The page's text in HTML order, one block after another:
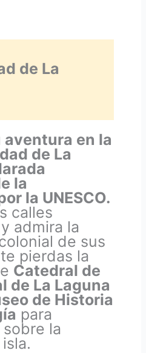
de La
en la
de La
la
la UNESCO.
calles
admira la
de sus
pierdas la
Catedral de
de La Laguna
de Historia
para
la